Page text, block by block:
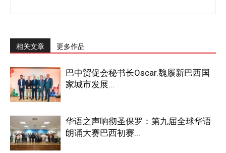
相关文章 更多作品
巴中贸促会秘书长Oscar.魏履新巴西国
家城市发展...
华语之声响彻圣保罗：第九届全球华语
朗诵大赛巴西初赛...